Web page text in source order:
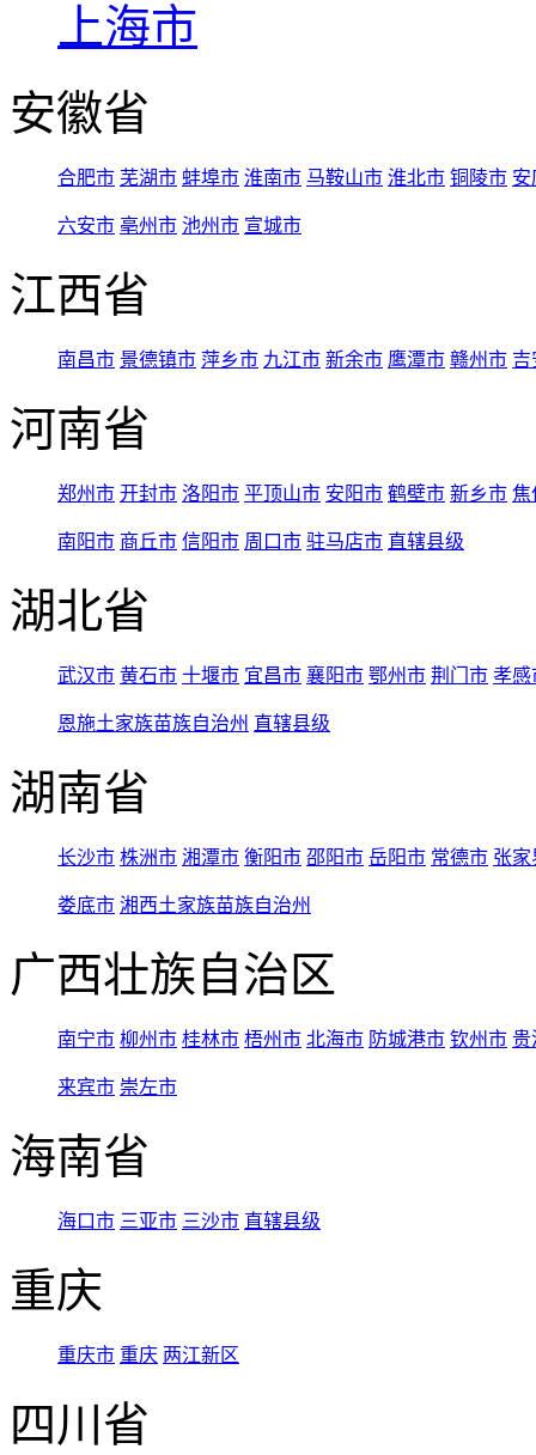
上海市
安徽省
合肥市 芜湖市 蚌埠市 淮南市 马鞍山市 淮北市 铜陵市 安
六安市 亳州市 池州市 宣城市
江西省
南昌市 景德镇市 萍乡市 九江市 新余市 鹰潭市 赣州市 吉
河南省
郑州市 开封市 洛阳市 平顶山市 安阳市 鹤壁市 新乡市 焦
南阳市 商丘市 信阳市 周口市 驻马店市 直辖县级
湖北省
武汉市 黄石市 十堰市 宜昌市 襄阳市 鄂州市 荆门市 孝感
恩施土家族苗族自治州 直辖县级
湖南省
长沙市 株洲市 湘潭市 衡阳市 邵阳市 岳阳市 常德市 张家
娄底市 湘西土家族苗族自治州
广西壮族自治区
南宁市 柳州市 桂林市 梧州市 北海市 防城港市 钦州市 贵
来宾市 崇左市
海南省
海口市 三亚市 三沙市 直辖县级
重庆
重庆市 重庆 两江新区
四川省